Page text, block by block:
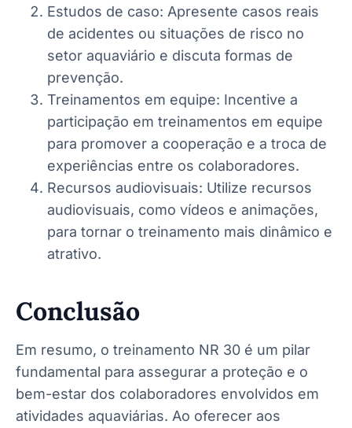
Estudos de caso: Apresente casos reais
de acidentes ou situações de risco no
setor aquaviário e discuta formas de
prevenção.
Treinamentos em equipe: Incentive a
participação em treinamentos em equipe
para promover a cooperação e a troca de
experiências entre os colaboradores.
Recursos audiovisuais: Utilize recursos
audiovisuais, como vídeos e animações,
para tornar o treinamento mais dinâmico e
atrativo.
Conclusão
Em resumo, o treinamento NR 30 é um pilar
fundamental para assegurar a proteção e o
bem-estar dos colaboradores envolvidos em
atividades aquaviárias. Ao oferecer aos